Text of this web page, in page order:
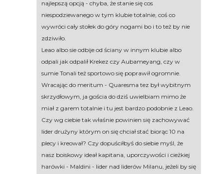
najlepszą opcją - chyba, że stanie się cos
niespodziewanego w tym klubie totalnie, coś co
wywróci cały stołek do góry nogami bo i to też by nie
zdziwiło.
Leao albo sie odbije od ściany w innym klubie albo
odpali jak odpalił Krekez czy Aubameyang, czy w
sumie Tonali też sportowo się poprawił ogromnie.
Wracając do meritum - Quaresma tez był wybitnym
skrzydłowym, ja gościa do dziś uwielbiam mimo że
miał z garem totalnie i tu jest bardzo podobnie z Leao.
Czy wg ciebie tak właśnie powinien się zachowywać
lider drużyny którym on się chciał stać biorąc 10 na
plecy i kreował? Czy dopuściłbyś do siebie myśl, że
nasz boiskowy ideał kapitana, uporczywości i cieżkiej
harówki - Maldini - lider nad liderów Milanu, jeżeli by się